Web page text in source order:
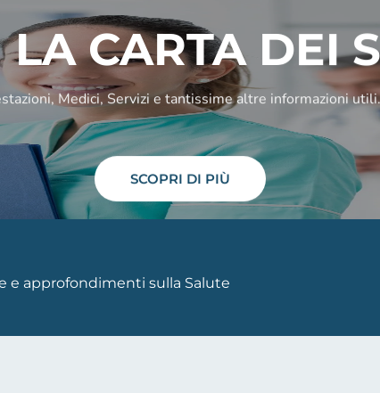
LA CARTA DEI
Medici, Servizi e tantissime altre informazioni
SCOPRI DI PIÙ
e approfondimenti sulla Salute